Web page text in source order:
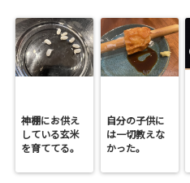
神棚にお供え
している玄米
を育ててる。
自分の子供に
は一切教えな
かった。